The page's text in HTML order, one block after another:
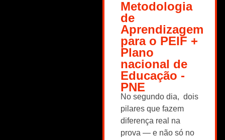
Metodologia
de
Aprendizagem
para o PEIF +
Plano
nacional de
Educação -
PNE
No segundo dia, dois
pilares que fazem
diferença real na
prova — e não só no